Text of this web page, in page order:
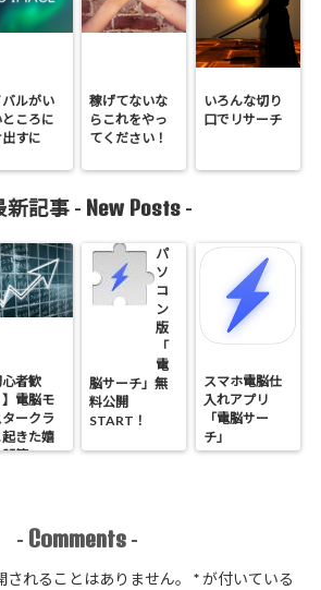
バルがい
ころに
すに
稼げてないな
らこれをやっ
てください！
いろんな切り
口でリサーチ
新記事 - New Posts -
心者歓
電脳モ
タークラ
きた嬉
算
パ
ソ
コ
ン
版
「
電
脳サーチ」無
料公開
START！
スマホ電脳仕
入れアプリ
「電脳サー
チ」
- Comments -
れることはありません。 *が付いている